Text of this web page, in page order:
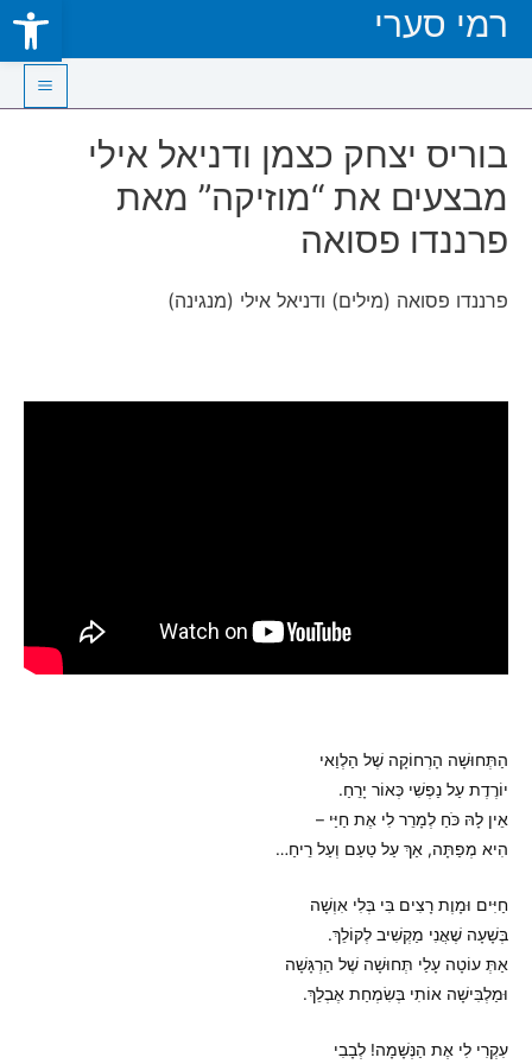
Open toolbar
Skip
רמי סערי
Main
Menuבוריס יצחק כצמן ודניאל אילי
מבצעים את “מוזיקה” מאת
פרננדו פסואה
פרננדו פסואה (מילים) ודניאל אילי (מנגינה)
הַתְּחוּשָׁה הָרְחוֹקָה שֶׁל הַלְוַאי
יוֹרֶדֶת עַל נַפְשִׁי כְּאוֹר יָרֵחַ.
אֵין לָהּ כֹּחַ לְמָרֵר לִי אֶת חַיַּי –
הִיא מְפַתָּה, אַךְ עַל טַעַם וְעַל רֵיחַ…
חַיִּים וּמָוֶת רָצִים בִּי בְּלִי אִוְשָׁה
בְּשָׁעָה שֶׁאֲנִי מַקְשִׁיב לְקוֹלֵךְ.
אַתְּ עוֹטָה עָלַי תְּחוּשָׁה שֶׁל הַרְגָּשָׁה
וּמַלְבִּישָׁה אוֹתִי בְּשִׂמְחַת אֶבְלֵךְ.
עִקְרִי לִי אֶת הַנְּשָׁמָה! לְבָבִי